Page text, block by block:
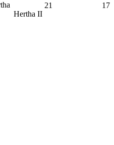
Hertha II
21 17